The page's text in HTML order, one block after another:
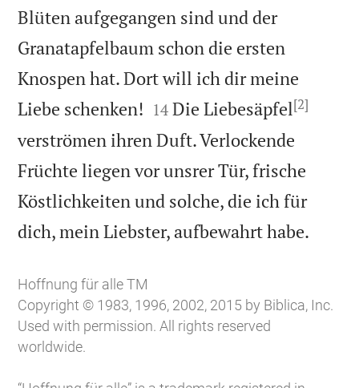
Blüten aufgegangen sind und der
Granatapfelbaum schon die ersten
Knospen hat. Dort will ich dir meine
Liebe schenken! 

14 Die Liebesäpfel[2]
verströmen ihren Duft. Verlockende
Früchte liegen vor unsrer Tür, frische
Köstlichkeiten und solche, die ich für
dich, mein Liebster, aufbewahrt habe.
Hoffnung für alle TM
Copyright © 1983, 1996, 2002, 2015 by Biblica, Inc.
Used with permission. All rights reserved
worldwide.